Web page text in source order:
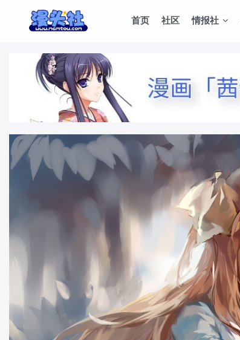
首页 社区 情报社